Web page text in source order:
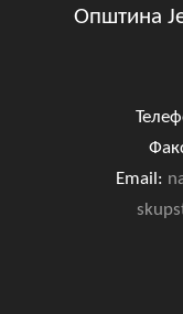
Општина
Email: